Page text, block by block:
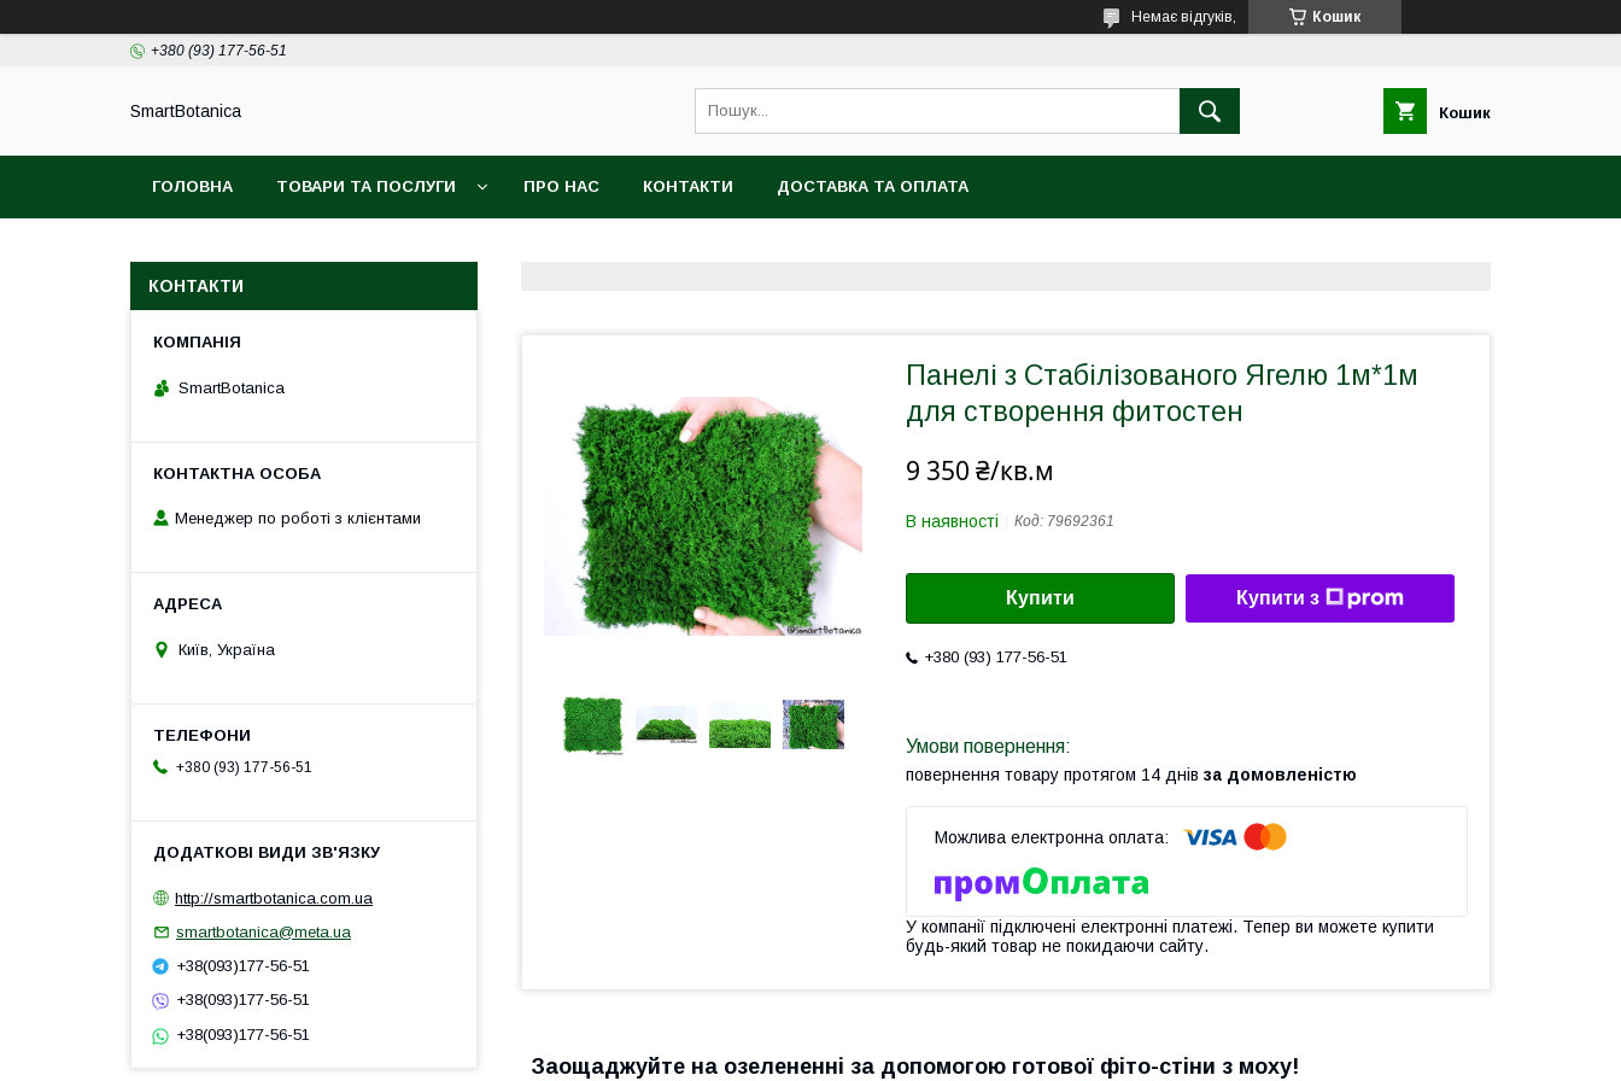
Кошик
Немає відгуків,
+380 (93) 177-56-51
SmartBotanica Кошик
ГОЛОВНА ТОВАРИ ТА ПОСЛУГИ ПРО НАС КОНТАКТИ ДОСТАВКА ТА ОПЛАТА
Панелі з Стабілізованого Ягелю 1м*1м
для створення фитостен
9 350 ₴/кв.м
В наявності Код: 79692361
Купити Купити з
+380 (93) 177-56-51
повернення товару протягом 14 днів за домовленістю
У компанії підключені електронні платежі. Тепер ви можете купити
будь-який товар не покидаючи сайту.
Заощаджуйте на озелененні за допомогою готової фіто-стіни з моху!
КОНТАКТИ
SmartBotanica
Менеджер по роботі з клієнтами
Київ, Україна
+380 (93) 177-56-51
http://smartbotanica.com.ua
smartbotanica@meta.ua
+38(093)177-56-51
+38(093)177-56-51
+38(093)177-56-51